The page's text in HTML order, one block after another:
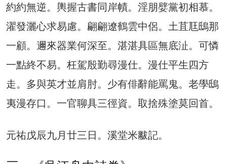
約約無逆。輿握古書同岸幘。淫朋嬖黨初相慕。
濯發灑心求易慮。翩翩遼鶴雲中侶。土苴尫鴟那
一顧。邇來器業何深至。湛湛具區無底沚。可憐
一點終不易。枉駕殷勤尋漫仕。漫仕平生四方
走。多與英才並肩肘。少有俳辭能罵鬼。老學鴟
夷漫存口。一官聊具三徑資。取捨殊塗莫回首。
元祐戊辰九月廿三日。溪堂米黻記。